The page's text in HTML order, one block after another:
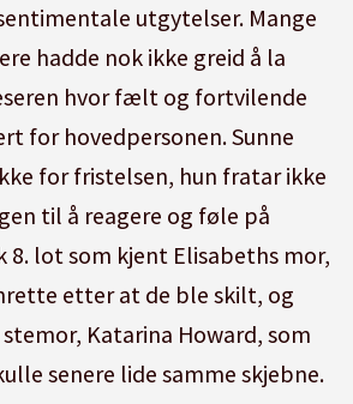
utgytelser. Mange
hadde nok ikke greid å la
hvor fælt og fortvilende
for hovedpersonen. Sunne
for fristelsen, hun fratar ikke
til å reagere og føle på
8. lot som kjent Elisabeths mor,
etter at de ble skilt, og
Katarina Howard, som
senere lide samme skjebne.